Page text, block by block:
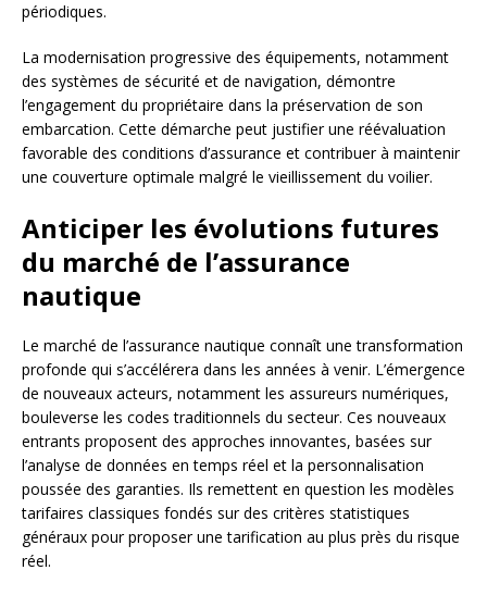
périodiques.
La modernisation progressive des équipements, notamment
des systèmes de sécurité et de navigation, démontre
l’engagement du propriétaire dans la préservation de son
embarcation. Cette démarche peut justifier une réévaluation
favorable des conditions d’assurance et contribuer à maintenir
une couverture optimale malgré le vieillissement du voilier.
Anticiper les évolutions futures
du marché de l’assurance
nautique
Le marché de l’assurance nautique connaît une transformation
profonde qui s’accélérera dans les années à venir. L’émergence
de nouveaux acteurs, notamment les assureurs numériques,
bouleverse les codes traditionnels du secteur. Ces nouveaux
entrants proposent des approches innovantes, basées sur
l’analyse de données en temps réel et la personnalisation
poussée des garanties. Ils remettent en question les modèles
tarifaires classiques fondés sur des critères statistiques
généraux pour proposer une tarification au plus près du risque
réel.